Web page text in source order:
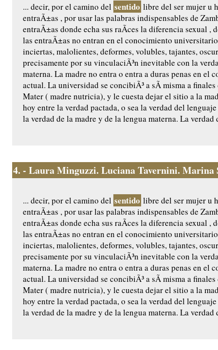
... decir, por el camino del sentido libre del ser mujer u
entraÃ±as , por usar las palabras indispensables de
entraÃ±as donde echa sus raÃ­ces la diferencia sexual ,
las entraÃ±as no entran en el conocimiento
inciertas, malolientes, deformes, volubles, tajantes,
precisamente por su vinculaciÃ³n inevitable con la
materna. La madre no entra o entra a duras penas en el
actual. La universidad se concibiÃ³ a sÃ­ misma a
Mater ( madre nutricia), y le cuesta dejar el sitio a la
hoy entre la verdad pactada, o sea la verdad del
la verdad de la madre y de la lengua materna. La
4. - Laura Minguzzi. Luciana Tavernini. Marina
... decir, por el camino del sentido libre del ser mujer u
entraÃ±as , por usar las palabras indispensables de
entraÃ±as donde echa sus raÃ­ces la diferencia sexual ,
las entraÃ±as no entran en el conocimiento
inciertas, malolientes, deformes, volubles, tajantes,
precisamente por su vinculaciÃ³n inevitable con la
materna. La madre no entra o entra a duras penas en el
actual. La universidad se concibiÃ³ a sÃ­ misma a
Mater ( madre nutricia), y le cuesta dejar el sitio a la
hoy entre la verdad pactada, o sea la verdad del
la verdad de la madre y de la lengua materna. La